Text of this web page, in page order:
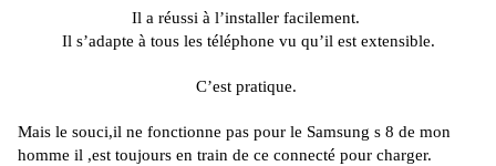
Il a réussi à l’installer facilement.
Il s’adapte à tous les téléphone vu qu’il est extensible.
C’est pratique.
Mais le souci,il ne fonctionne pas pour le Samsung s 8 de mon
homme il ,est toujours en train de ce connecté pour charger.